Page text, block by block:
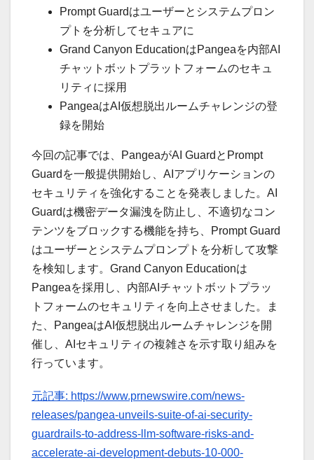
Prompt Guardはユーザーとシステムプロン
プトを分析してセキュアに
Grand Canyon EducationはPangeaを内部AI
チャットボットプラットフォームのセキュ
リティに採用
PangeaはAI仮想脱出ルームチャレンジの登
録を開始
今回の記事では、PangeaがAI GuardとPrompt
Guardを一般提供開始し、AIアプリケーションの
セキュリティを強化することを発表しました。AI
Guardは機密データ漏洩を防止し、不適切なコン
テンツをブロックする機能を持ち、Prompt Guard
はユーザーとシステムプロンプトを分析して攻撃
を検知します。Grand Canyon Educationは
Pangeaを採用し、内部AIチャットボットプラッ
トフォームのセキュリティを向上させました。ま
た、PangeaはAI仮想脱出ルームチャレンジを開
催し、AIセキュリティの複雑さを示す取り組みを
行っています。
元記事: https://www.prnewswire.com/news-
releases/pangea-unveils-suite-of-ai-security-
guardrails-to-address-llm-software-risks-and-
accelerate-ai-development-debuts-10-000-